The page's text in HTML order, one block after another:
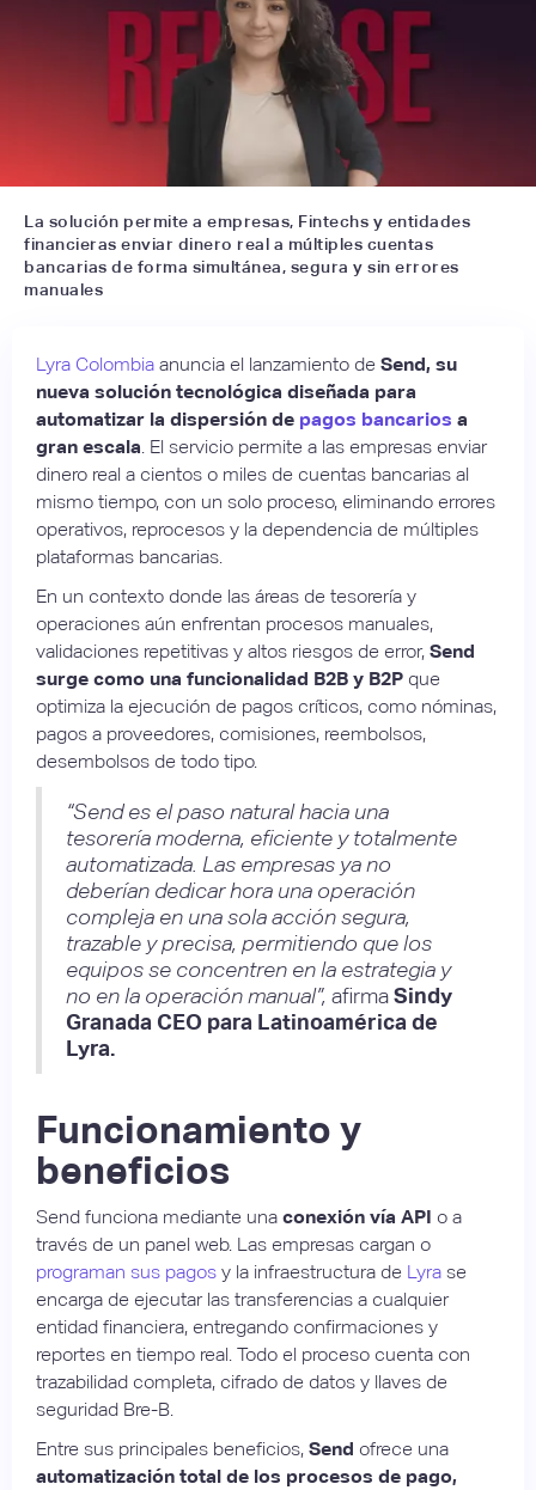
La solución permite a empresas, Fintechs y entidades
financieras enviar dinero real a múltiples cuentas
bancarias de forma simultánea, segura y sin errores
manuales
Lyra Colombia anuncia el lanzamiento de Send, su
nueva solución tecnológica diseñada para
automatizar la dispersión de pagos bancarios a
gran escala . El servicio permite a las empresas enviar
dinero real a cientos o miles de cuentas bancarias al
mismo tiempo, con un solo proceso, eliminando errores
operativos, reprocesos y la dependencia de múltiples
plataformas bancarias.
En un contexto donde las áreas de tesorería y
operaciones aún enfrentan procesos manuales,
validaciones repetitivas y altos riesgos de error, Send
surge como una funcionalidad B2B y B2P que
optimiza la ejecución de pagos críticos, como nóminas,
pagos a proveedores, comisiones, reembolsos,
desembolsos de todo tipo.
“Send es el paso natural hacia una
tesorería moderna, eficiente y totalmente
automatizada. Las empresas ya no
deberían dedicar hora una operación
compleja en una sola acción segura,
trazable y precisa, permitiendo que los
equipos se concentren en la estrategia y
no en la operación manual”, afirmaSindy
Granada CEO para Latinoamérica de
Lyra.
Funcionamiento y
beneficios
Send funciona mediante una conexión vía API o a
través de un panel web. Las empresas cargan o
programan sus pagos y la infraestructura de Lyra se
encarga de ejecutar las transferencias a cualquier
entidad financiera, entregando confirmaciones y
reportes en tiempo real. Todo el proceso cuenta con
trazabilidad completa, cifrado de datos y llaves de
seguridad Bre-B.
Entre sus principales beneficios, Send ofrece una
automatización total de los procesos de pago,